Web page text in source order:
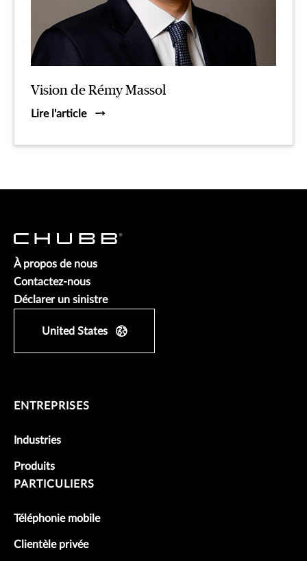
Vision de Rémy Massol
Lire l'article
À propos de nous
Contactez-nous
Déclarer un sinistre
United States
ENTREPRISES
Industries
Produits
PARTICULIERS
Téléphonie mobile
Clientèle privée